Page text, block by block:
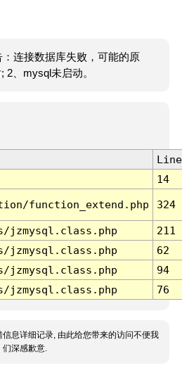
连接数据库失败，可能的原
2、mysql未启动。
Line
14
function_extend.php 324
jzmysql.class.php
211
jzmysql.class.php
62
jzmysql.class.php
94
jzmysql.class.php 76
信息详细记录, 由此给您带来的访问不便我
们深感歉意.